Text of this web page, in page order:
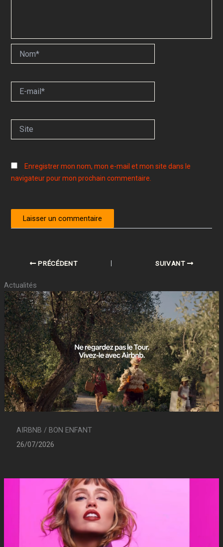
mail*
Enregistrer mon nom, mon e-mail et mon site dans le
navigateur pour mon prochain commentaire.
PRÉCÉDENT SUIVANT
Actualités
AIRBNB / BON ENFANT
26/07/2026